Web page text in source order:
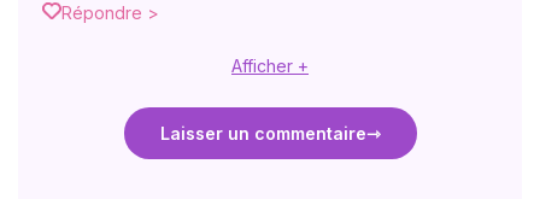
Répondre >
Afficher +
Laisser un commentaire